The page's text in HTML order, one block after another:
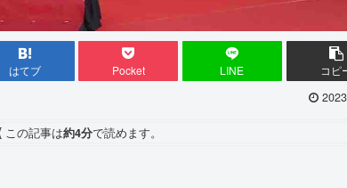
はてブ Pocket LINE コピ
この記事は約4分で読めます。